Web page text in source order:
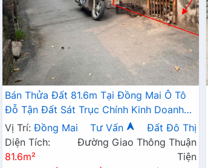
Bán Thửa Đất 81.6m Tại Đồng Mai Ô Tô
Đỗ Tận Đất Sát Trục Chính Kinh Doanh
Ngay Gần Khu Dịch Vụ Sinh Thái
Vị Trí: Đồng Mai Tư Vấn
Đất Đô Thị
Diện Tích:
81.6m²
Đường Giao Thông Thuận
Tiện